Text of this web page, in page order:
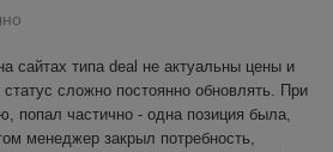
сайтах типа deal не актуальны цены и
сложно постоянно обновлять. При
попал частично - одна позиция была,
менеджер закрыл потребность,